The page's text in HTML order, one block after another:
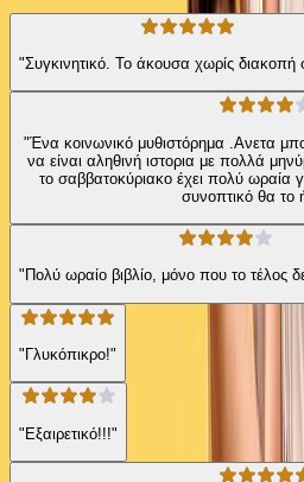
"Συγκινητικό. Το άκουσα χωρίς διακοπή
"Ένα κοινωνικό μυθιστόρημα .Ανετα
να είναι αληθινή ιστορια με πολλά μηνύματα για την ζωή! Το άκουσα
το σαββατοκύριακο έχει πολύ ωραία
συνοπτικό θα το
"Πολύ ωραίο βιβλίο, μόνο που το τέλος
"Γλυκόπικρο!"
"Εξαιρετικό!!!"